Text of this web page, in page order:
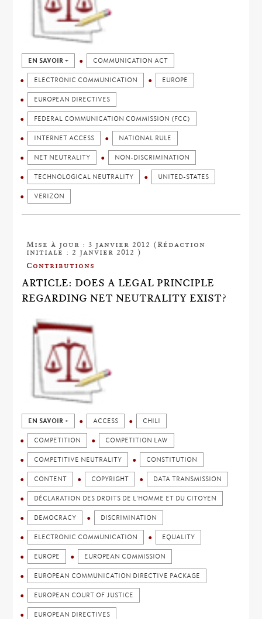
EN SAVOIR + COMMUNICATION ACT
ELECTRONIC COMMUNICATION EUROPE
EUROPEAN DIRECTIVES
FEDERAL COMMUNICATION COMMISSION (FCC)
INTERNET ACCESS NATIONAL RULE
NET NEUTRALITY NON-DISCRIMINATION
TECHNOLOGICAL NEUTRALITY UNITED-STATES
VERIZON
Mise à jour : 3 janvier 2012 (Rédaction
initiale : 2 janvier 2012 )
Contributions
ARTICLE: DOES A LEGAL PRINCIPLE
REGARDING NET NEUTRALITY EXIST?
EN SAVOIR + ACCESS CHILI
COMPETITION COMPETITION LAW
COMPETITIVE NEUTRALITY CONSTITUTION
CONTENT COPYRIGHT DATA TRANSMISSION
DÉCLARATION DES DROITS DE L'HOMME ET DU CITOYEN
DEMOCRACY DISCRIMINATION
ELECTRONIC COMMUNICATION EQUALITY
EUROPE EUROPEAN COMMISSION
EUROPEAN COMMUNICATION DIRECTIVE PACKAGE
EUROPEAN COURT OF JUSTICE
EUROPEAN DIRECTIVES